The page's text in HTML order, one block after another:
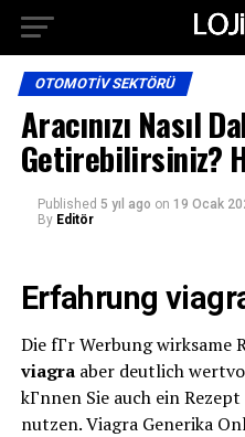
OTOMOTIV SEKTÖRÜ
Aracınızı Nasıl
Getirebilirsiniz?
Published 5 yıl ago on 19 Ocak
By Editör
Erfahrung
Die fГr Werbung wirksame
viagraaber deutlich
kГnnen Sie auch ein
nutzen. Viagra Generika